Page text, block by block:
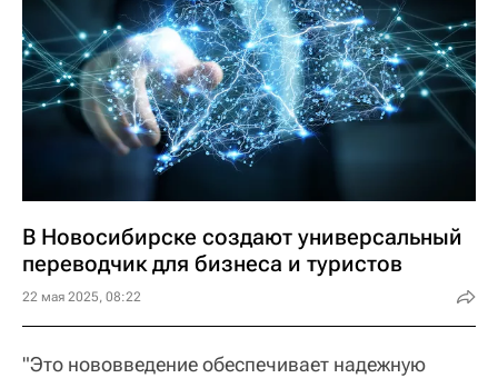
В Новосибирске создают универсальный
переводчик для бизнеса и туристов
22 мая 2025, 08:22
"Это нововведение обеспечивает надежную